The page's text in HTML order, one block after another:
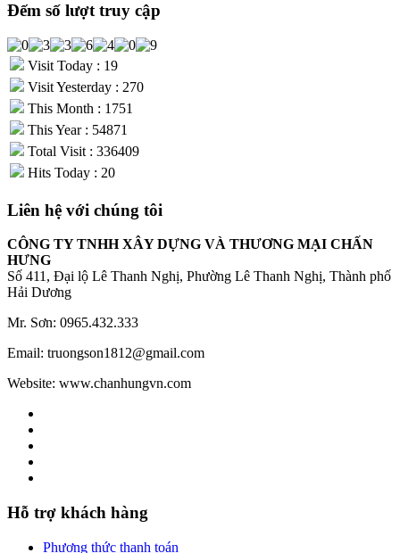
Đếm số lượt truy cập
Visit Today : 19
Visit Yesterday : 270
This Month : 1751
This Year : 54871
Total Visit : 336409
Hits Today : 20
Liên hệ với chúng tôi
CÔNG TY TNHH XÂY DỰNG VÀ THƯƠNG MẠI CHẤN
HƯNG
Số 411, Đại lộ Lê Thanh Nghị, Phường Lê Thanh Nghị, Thành phố
Hải Dương
Mr. Sơn: 0965.432.333
Email: truongson1812@gmail.com
Website: www.chanhungvn.com
Hỗ trợ khách hàng
Phương thức thanh toán